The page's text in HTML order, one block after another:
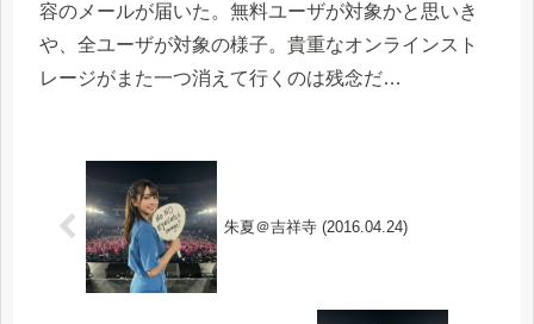
容のメールが届いた。無料ユーザが対象かと思いき
や、全ユーザが対象の様子。貴重なオンラインスト
レージがまた一つ消えて行くのは残念だ…
朱夏＠吉祥寺 (2016.04.24)